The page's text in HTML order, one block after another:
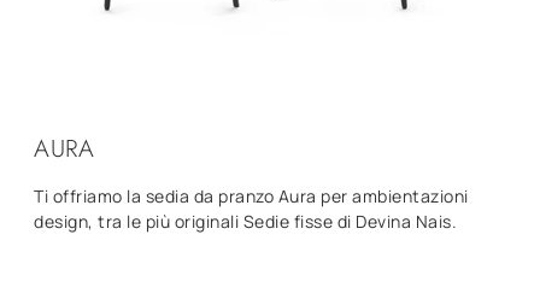
AURA
Ti offriamo la sedia da pranzo Aura per ambientazioni
design, tra le più originali Sedie fisse di Devina Nais.